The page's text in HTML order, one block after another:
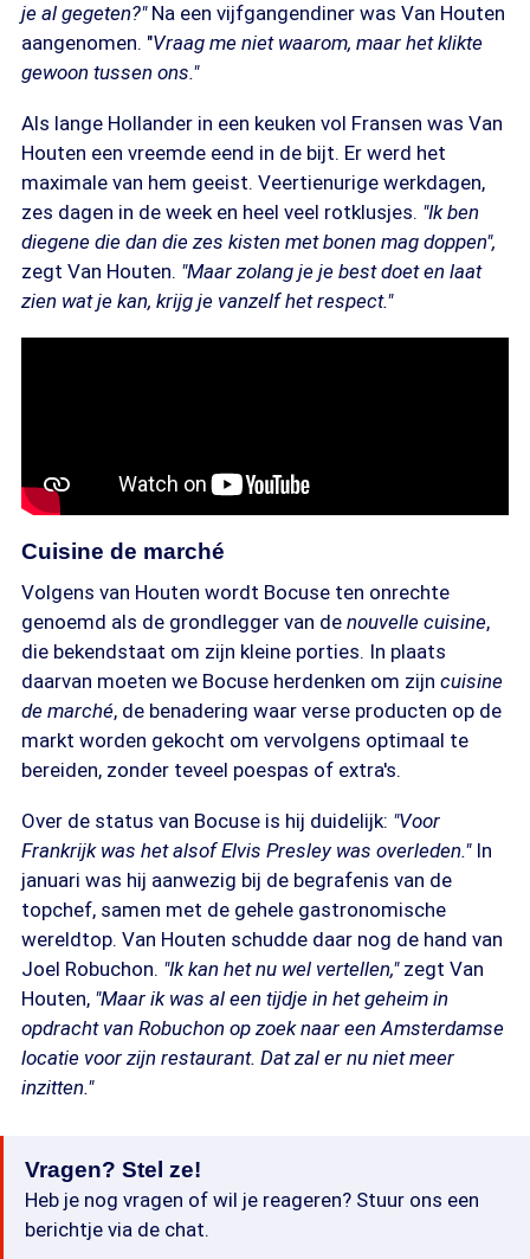
je al gegeten?"Na een vijfgangendiner was Van Houten
aangenomen. "Vraag me niet waarom, maar het klikte
gewoon tussen ons."
Als lange Hollander in een keuken vol Fransen was Van
Houten een vreemde eend in de bijt. Er werd het
maximale van hem geeist. Veertienurige werkdagen,
zes dagen in de week en heel veel rotklusjes. "Ik ben
diegene die dan die zes kisten met bonen mag doppen",
zegt Van Houten. "Maar zolang je je best doet en laat
zien wat je kan, krijg je vanzelf het respect."
Cuisine de marché
Volgens van Houten wordt Bocuse ten onrechte
genoemd als de grondlegger van de nouvelle cuisine,
die bekendstaat om zijn kleine porties. In plaats
daarvan moeten we Bocuse herdenken om zijn cuisine
de marché, de benadering waar verse producten op de
markt worden gekocht om vervolgens optimaal te
bereiden, zonder teveel poespas of extra's.
Over de status van Bocuse is hij duidelijk: "Voor
Frankrijk was het alsof Elvis Presley was overleden." In
januari was hij aanwezig bij de begrafenis van de
topchef, samen met de gehele gastronomische
wereldtop. Van Houten schudde daar nog de hand van
Joel Robuchon. "Ik kan het nu wel vertellen," zegt Van
Houten, "Maar ik was al een tijdje in het geheim in
opdracht van Robuchon op zoek naar een Amsterdamse
locatie voor zijn restaurant. Dat zal er nu niet meer
inzitten."
Vragen? Stel ze!
Heb je nog vragen of wil je reageren? Stuur ons een
berichtje via de chat.